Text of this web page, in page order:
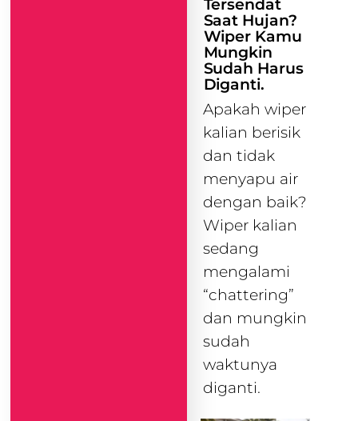
Tersendat
Saat Hujan?
Wiper Kamu
Mungkin
Sudah Harus
Diganti.
Apakah wiper
kalian berisik
dan tidak
menyapu air
dengan baik?
Wiper kalian
sedang
mengalami
“chattering”
dan mungkin
sudah
waktunya
diganti.